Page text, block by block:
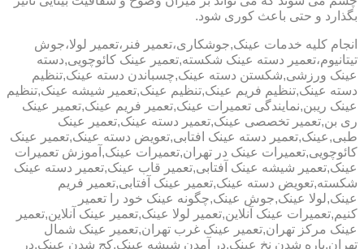
بگذارد و حتی باعث کوری شود.
انجام کلیه خدمات عینک,جوشکاری،تعمیر فنر،تعمیر لولا،جوش
تیتانیوم،تعمیر دسته عینک شکسته,تعمیر عینک کائوچویی,دسته
عینک ورزشی,شکستن دسته عینک,چسباندن دسته عینک,تنظیم
دسته عینک,تنظیم فریم عینک,تنظیم عینک,تعمیر شیشه عینک,تنظیم
عینک ریبن,نمایندگی تعمیرات عینک,تعمیر فریم عینک,تعمیر عینک
ری بن,تعمیر تخصصی عینک,تعمیر دسته عینک,تعمیر عینک
طبی,عینک,تعمیر دسته عینک افتابی,تعویض دسته عینک,تعمیر عینک
کائوچویی,تعمیرات عینک در تهران,تعمیرات عینک,آموزش تعمیرات
عینک,تعمیر شیشه عینک آفتابی,تعمیر قاب عینک,تعمیر دسته عینک
شکسته,تعویض دسته عینک,تعمیر عینک آفتابی,تعمیر فریم
عینک,لولا عینک,جوش عینک,چگونه عینک خود را تعمیر
کنیم,تعمیرات عینک آنلاین,تعمیر لولا عینک,تعمیر عینک آنلاین,تعمیر
عینک مرکز تهران,تعمیر عینک غرب تهران,تعمیر عینک شمال
تهران,پاره شدن نخ عینک,در آمدن شیشه عینک,کج شدن عینک,در